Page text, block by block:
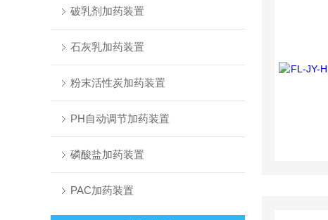
破乳剂加药装置
石灰乳加药装置
粉末活性炭加药装置
PH自动调节加药装置
磷酸盐加药装置
PAC加药装置